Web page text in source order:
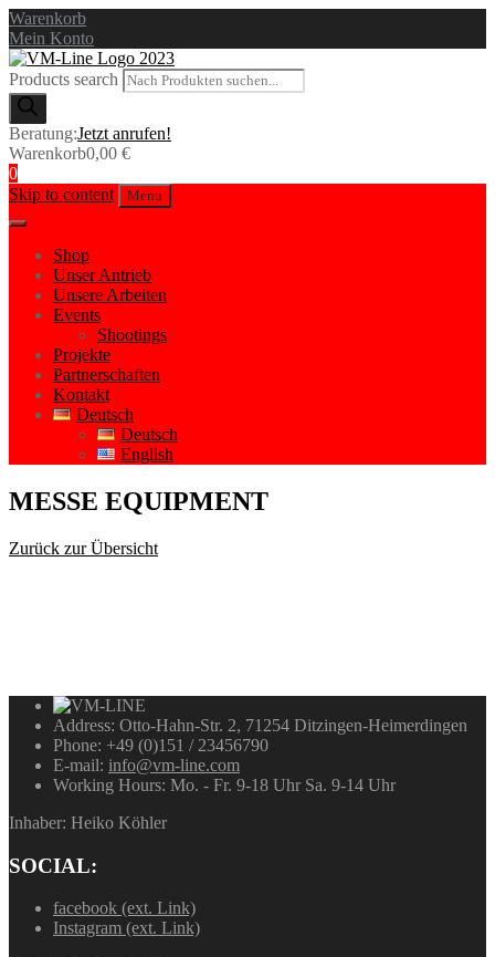
Warenkorb
Mein Konto
Products search
Beratung:Jetzt anrufen!
Warenkorb0,00 €
0
Skip to content
Menu
Shop
Unser Antrieb
Unsere Arbeiten
Events
Shootings
Projekte
Partnerschaften
Kontakt
Deutsch
Deutsch
English
MESSE EQUIPMENT
Zurück zur Übersicht
Address: Otto-Hahn-Str. 2, 71254 Ditzingen-Heimerdingen
Phone: +49 (0)151 / 23456790
E-mail: info@vm-line.com
Working Hours: Mo. - Fr. 9-18 Uhr Sa. 9-14 Uhr
Inhaber: Heiko Köhler
SOCIAL:
facebook (ext. Link)
Instagram (ext. Link)